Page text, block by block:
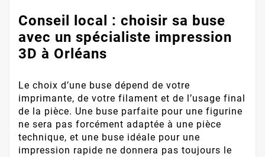
Conseil local : choisir sa buse
avec un spécialiste impression
3D à Orléans
Le choix d’une buse dépend de votre
imprimante, de votre filament et de l’usage final
de la pièce. Une buse parfaite pour une figurine
ne sera pas forcément adaptée à une pièce
technique, et une buse idéale pour une
impression rapide ne donnera pas toujours le